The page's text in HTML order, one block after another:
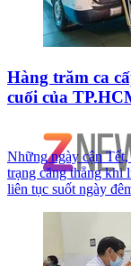
Hàng trăm ca
cuối của
Những ngày cận
trạng căng thẳng khi
liên tục suốt ngày